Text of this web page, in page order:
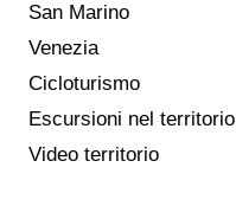
San Marino
Venezia
Cicloturismo
Escursioni nel territorio
Video territorio